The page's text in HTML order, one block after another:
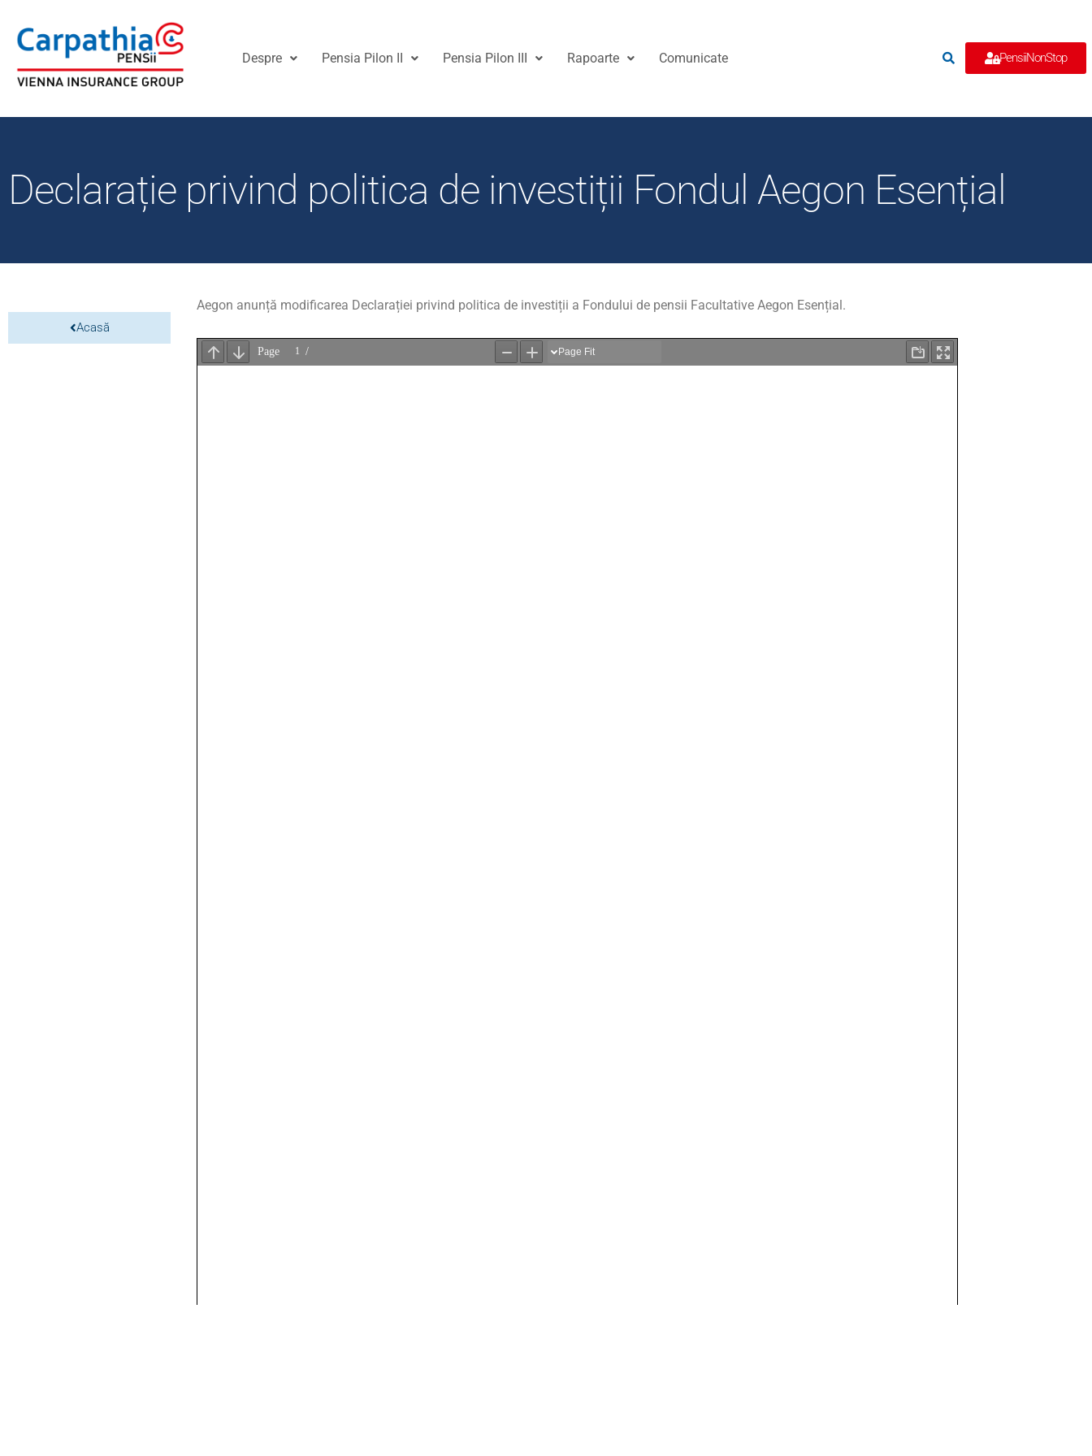
Despre Pensia Pilon II Pensia Pilon III Rapoarte Comunicate PensiiNonStop
Declarație privind politica de investiții Fondul Aegon Esențial
Acasă
Aegon anunță modificarea Declarației privind politica de investiții a Fondului de pensii Facultative Aegon Esențial.